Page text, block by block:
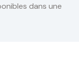
dans une